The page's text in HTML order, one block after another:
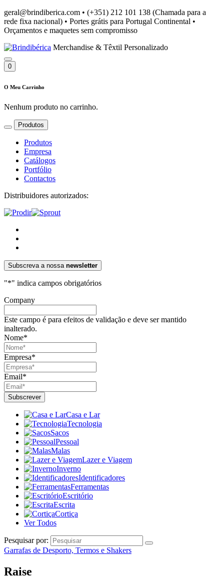
geral@brindiberica.com • (+351) 212 101 138 (Chamada para a
rede fixa nacional) • Portes grátis para Portugal Continental •
Orçamentos e maquetes sem compromisso
Merchandise & Têxtil Personalizado
0
O Meu Carrinho
Nenhum produto no carrinho.
Produtos
Produtos
Empresa
Catálogos
Portfólio
Contactos
Distribuidores autorizados:
Subscreva a nossa newsletter
"*" indica campos obrigatórios
Company
Este campo é para efeitos de validação e deve ser mantido
inalterado.
Nome*
Empresa*
Email*
Casa e Lar
Tecnologia
Sacos
Pessoal
Malas
Lazer e Viagem
Inverno
Identificadores
Ferramentas
Escritório
Escrita
Cortiça
Ver Todos
Pesquisar por:
Garrafas de Desporto, Termos e Shakers
Raise